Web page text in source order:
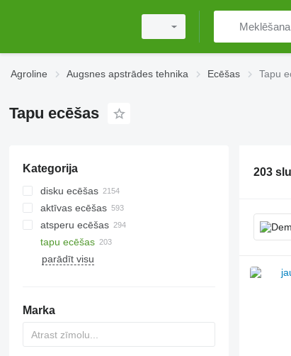
Agroline Augsnes apstrādes tehnika Ecēšas Tapu
Tapu ecēšas
Kategorija
disku ecēšas
aktīvas ecēšas
atsperu ecēšas
tapu ecēšas
parādīt visu
Marka
203